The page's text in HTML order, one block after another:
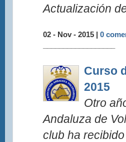
Actualización
02 - Nov - 2015 | 0
Curso
2015
Otro
Andaluza de
club ha